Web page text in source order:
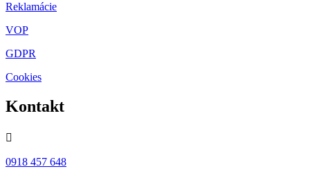
Reklamácie
VOP
GDPR
Cookies
Kontakt

0918 457 648